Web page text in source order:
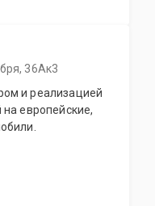
36Ак3
и реализацией
европейские,